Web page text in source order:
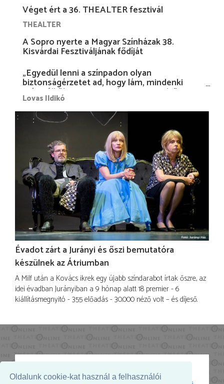
Oldalunk cookie-kat használ a felhasználói
Véget ért a 36. THEALTER fesztivál
THEALTER
A Sopro nyerte a Magyar Színházak 38.
Kisvárdai Fesztiváljának fődíját
„Egyedül lenni a színpadon olyan
biztonságérzetet ad, hogy lám, mindenki
más nélkül is megvagyok magammal…”
Lovas Ildikó
Évadot zárt a Jurányi és őszi bemutatóra
készülnek az Átriumban
A Milf után a Kovács ikrek egy újabb színdarabot írtak őszre, az
idei évadban Jurányiban a 9 hónap alatt 18 premier - 6
kiállításmegnyitó - 355 előadás - 30.000 néző volt – és díjeső.